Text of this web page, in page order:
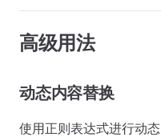
高级用法
动态内容替换
使用正则表达式进行动态